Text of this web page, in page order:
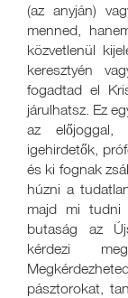
(az anyján)
menned,
közvetlenül
keresztyén
fogadtad el
járulhatsz. Ez
az előjoggal,
igehirdetők,
és ki fognak
húzni a
majd mi tudni
butaság az
kérdezi
pásztorokat,